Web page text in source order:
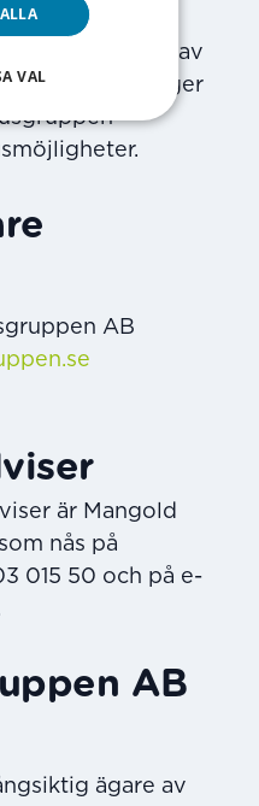
Till
större inslag av
området som ger
AB
är Mangold
nås på
015 50 och på e-
AB
ägare av
VAL